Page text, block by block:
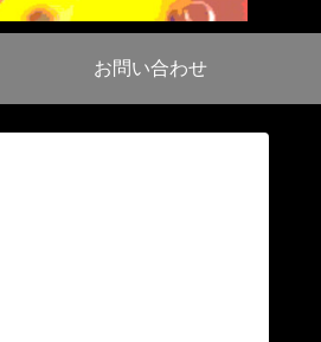
お問い合わせ